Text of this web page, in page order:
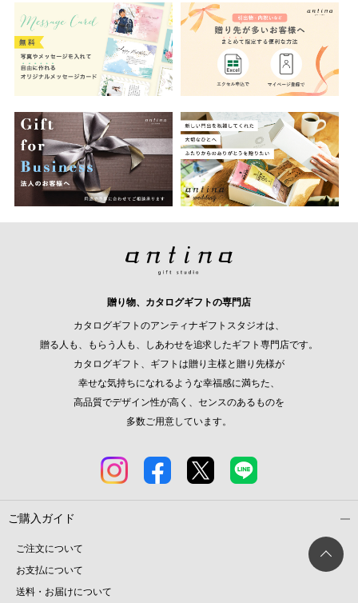
贈り物、カタログギフトの専門店
カタログギフトのアンティナギフトスタジオは、
贈る人も、もらう人も、しあわせを追求したギフト専門店です。
カタログギフト、ギフトは贈り主様と贈り先様が
幸せな気持ちになれるような幸福感に満ちた、
高品質でデザイン性が高く、センスのあるものを
多数ご用意しています。
ご購入ガイド
ご注文について
お支払について
送料・お届けについて